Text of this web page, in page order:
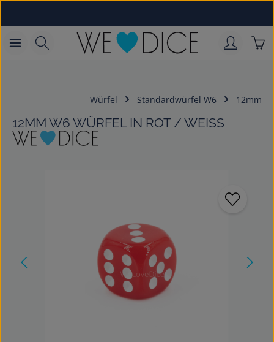
Würfel Standardwürfel W6 12mm
12MM W6 WÜRFEL IN ROT / WEISS